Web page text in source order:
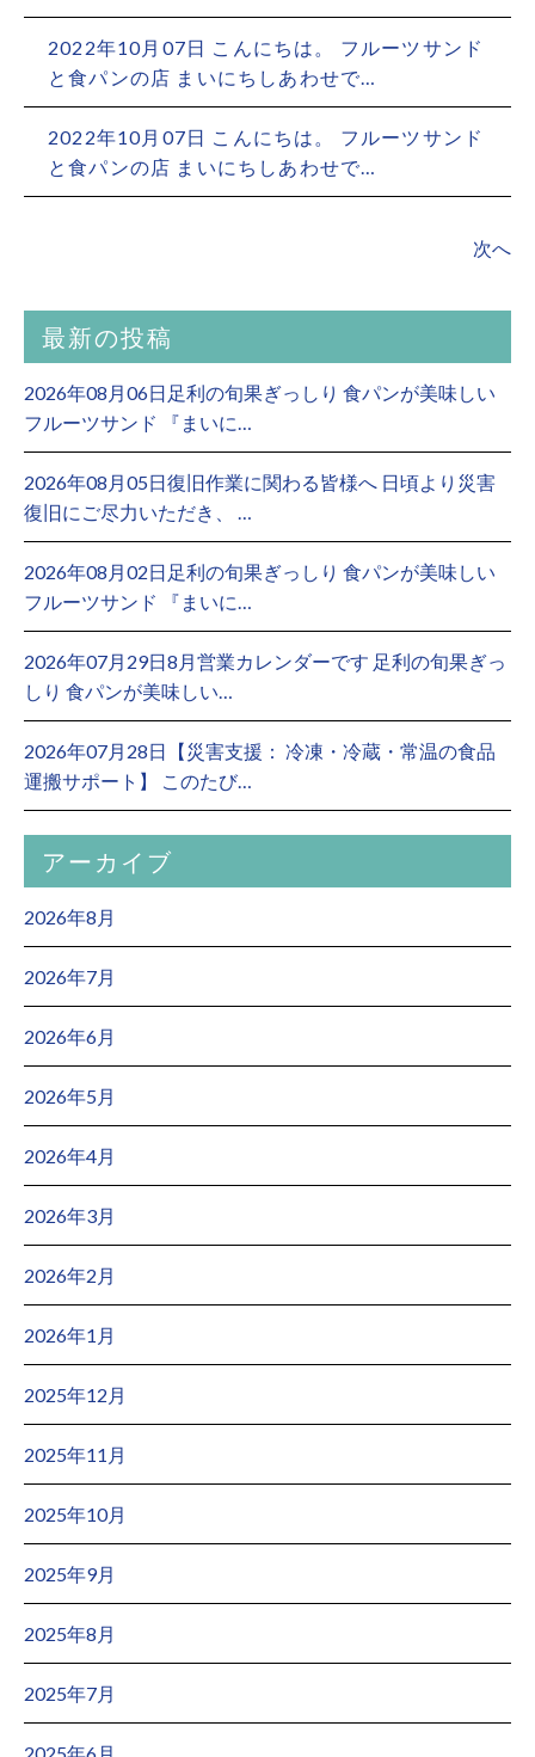
2022年10月07日 こんにちは。 フルーツサンド
と食パンの店 まいにちしあわせで…
2022年10月07日 こんにちは。 フルーツサンド
と食パンの店 まいにちしあわせで…
次へ
最新の投稿
2026年08月06日足利の旬果ぎっしり 食パンが美味しい
フルーツサンド 『まいに…
2026年08月05日復旧作業に関わる皆様へ 日頃より災害
復旧にご尽力いただき、 …
2026年08月02日足利の旬果ぎっしり 食パンが美味しい
フルーツサンド 『まいに…
2026年07月29日8月営業カレンダーです 足利の旬果ぎっ
しり 食パンが美味しい…
2026年07月28日【災害支援： 冷凍・冷蔵・常温の食品
運搬サポート】 このたび…
アーカイブ
2026年8月
2026年7月
2026年6月
2026年5月
2026年4月
2026年3月
2026年2月
2026年1月
2025年12月
2025年11月
2025年10月
2025年9月
2025年8月
2025年7月